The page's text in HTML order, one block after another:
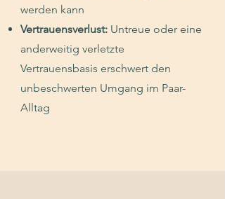
werden kann
Vertrauensverlust: Untreue oder eine
anderweitig verletzte
Vertrauensbasis erschwert den
unbeschwerten Umgang im Paar-
Alltag